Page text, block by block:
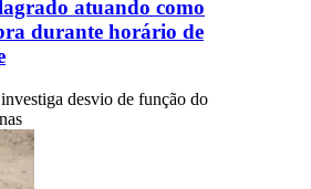
atuando como
durante horário de
desvio de função do